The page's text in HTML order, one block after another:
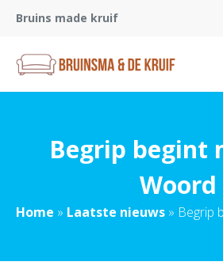
Bruins made kruif
Begrip begint
Woord
Home » Laatste nieuws » Begrip